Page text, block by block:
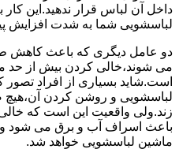
داخل آن لباس قرار ندهید.این
لباسشویی شما به شدت افزایش
دو عامل دیگری که باعث کاهش
می شوند،خالی کردن بیش از حد
است.شاید بسیاری از افراد تصور
لباسشویی و روشن کردن
زند.ولی واقعیت این است که
باعث اسراف آب و برق می شود
ماشین لباسشویی خواهد شد.